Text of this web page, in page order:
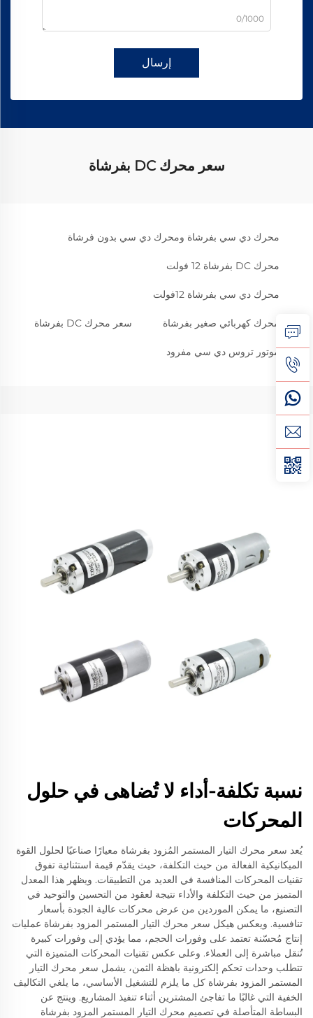
0/1000
إرسال
سعر محرك DC بفرشاة
محرك دي سي بفرشاة ومحرك دي سي بدون فرشاة
محرك DC بفرشاة 12 فولت
محرك دي سي بفرشاة 12فولت
محرك كهربائي صغير بفرشاة سعر محرك DC بفرشاة
موتور تروس دي سي مفرود
نسبة تكلفة-أداء لا تُضاهى في حلول
المحركات
يُعد سعر محرك التيار المستمر المُزود بفرشاة معيارًا صناعيًا لحلول القوة
الميكانيكية الفعالة من حيث التكلفة، حيث يقدّم قيمة استثنائية تفوق
تقنيات المحركات المنافسة في العديد من التطبيقات. ويظهر هذا المعدل
المتميز من حيث التكلفة والأداء نتيجة لعقود من التحسين والتوحيد في
التصنيع، ما يمكن الموردين من عرض محركات عالية الجودة بأسعار
تنافسية. ويعكس هيكل سعر محرك التيار المستمر المزود بفرشاة عمليات
إنتاج مُحسّنة تعتمد على وفورات الحجم، مما يؤدي إلى وفورات كبيرة
تُنقل مباشرة إلى العملاء. وعلى عكس تقنيات المحركات المتميزة التي
تتطلب وحدات تحكم إلكترونية باهظة الثمن، يشمل سعر محرك التيار
المستمر المزود بفرشاة كل ما يلزم للتشغيل الأساسي، ما يلغي التكاليف
الخفية التي غالبًا ما تفاجئ المشترين أثناء تنفيذ المشاريع. وينتج عن
البساطة المتأصلة في تصميم محرك التيار المستمر المزود بفرشاة